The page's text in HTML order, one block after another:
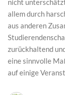
nicht
allem durch
aus anderen
zurückhaltend
eine sinnvolle
auf einige